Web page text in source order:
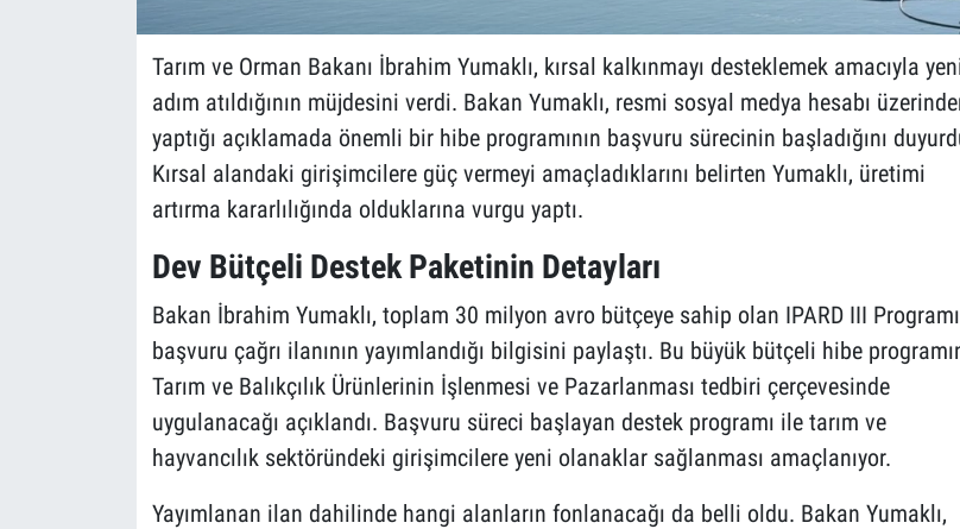
Tarım ve Orman Bakanı İbrahim Yumaklı, kırsal kalkınmayı desteklemek amacıyla
adım atıldığının müjdesini verdi. Bakan Yumaklı, resmi sosyal medya hesabı
yaptığı açıklamada önemli bir hibe programının başvuru sürecinin başladığını
Kırsal alandaki girişimcilere güç vermeyi amaçladıklarını belirten Yumaklı, üretimi
artırma kararlılığında olduklarına vurgu yaptı.
Dev Bütçeli Destek Paketinin Detayları
Bakan İbrahim Yumaklı, toplam 30 milyon avro bütçeye sahip olan IPARD III
başvuru çağrı ilanının yayımlandığı bilgisini paylaştı. Bu büyük bütçeli hibe
Tarım ve Balıkçılık Ürünlerinin İşlenmesi ve Pazarlanması tedbiri çerçevesinde
uygulanacağı açıklandı. Başvuru süreci başlayan destek programı ile tarım ve
hayvancılık sektöründeki girişimcilere yeni olanaklar sağlanması amaçlanıyor.
Yayımlanan ilan dahilinde hangi alanların fonlanacağı da belli oldu. Bakan Yumaklı,